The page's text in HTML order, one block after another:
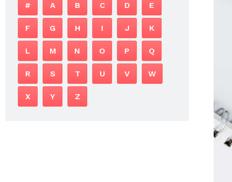
# A B C D E
F G H I J K
L M N O P Q
R S T U V W
X Y Z